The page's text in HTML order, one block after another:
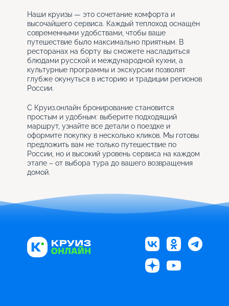
Наши круизы — это сочетание комфорта и
высочайшего сервиса. Каждый теплоход оснащён
современными удобствами, чтобы ваше
путешествие было максимально приятным. В
ресторанах на борту вы сможете насладиться
блюдами русской и международной кухни, а
культурные программы и экскурсии позволят
глубже окунуться в историю и традиции регионов
России.
С Круиз.онлайн бронирование становится
простым и удобным: выберите подходящий
маршрут, узнайте все детали о поездке и
оформите покупку в несколько кликов. Мы готовы
предложить вам не только путешествие по
России, но и высокий уровень сервиса на каждом
этапе – от выбора тура до вашего возвращения
домой.